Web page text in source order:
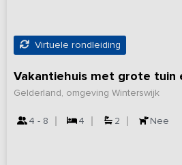
Virtuele rondleiding
Vakantiehuis met grote tuin
Gelderland, omgeving Winterswijk
4 - 8 4 2 Nee